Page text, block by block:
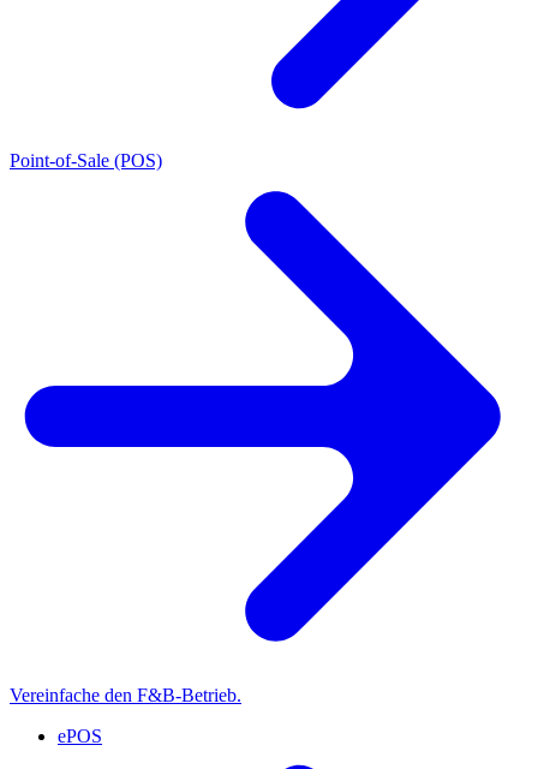
Point-of-Sale (POS)
Vereinfache den F&B-Betrieb.
ePOS